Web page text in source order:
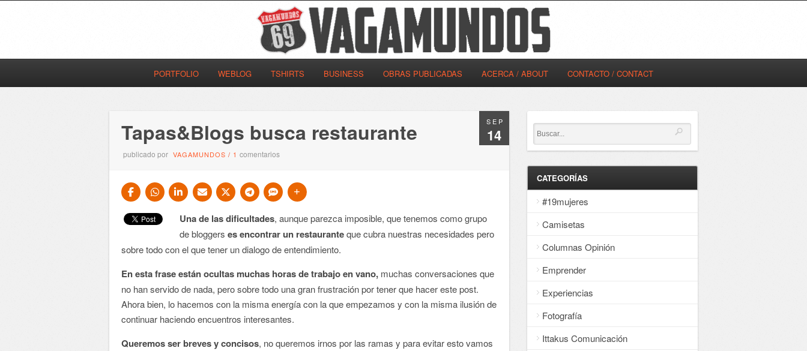
PORTFOLIO WEBLOG TSHIRTS BUSINESS OBRAS PUBLICADAS ACERCA / ABOUT CONTACTO / CONTACT
SEP
14
Tapas&Blogs busca restaurante
publicado por VAGAMUNDOS / 1comentarios
Una de las dificultades, aunque parezca imposible, que tenemos como grupo
de bloggerses encontrar un restauranteque cubra nuestras necesidades pero
sobre todo con el que tener un dialogo de entendimiento.
En esta frase están ocultas muchas horas de trabajo en vano, muchas conversaciones que
no han servido de nada, pero sobre todo una gran frustración por tener que hacer este post.
Ahora bien, lo hacemos con la misma energía con la que empezamos y con la misma ilusión de
continuar haciendo encuentros interesantes.
Queremos ser breves y concisos, no queremos irnos por las ramas y para evitar esto vamos
CATEGORÍAS
#19mujeres
Camisetas
Columnas Opinión
Emprender
Experiencias
Fotografía
Ittakus Comunicación